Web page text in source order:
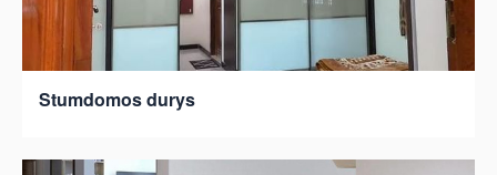
Stumdomos durys